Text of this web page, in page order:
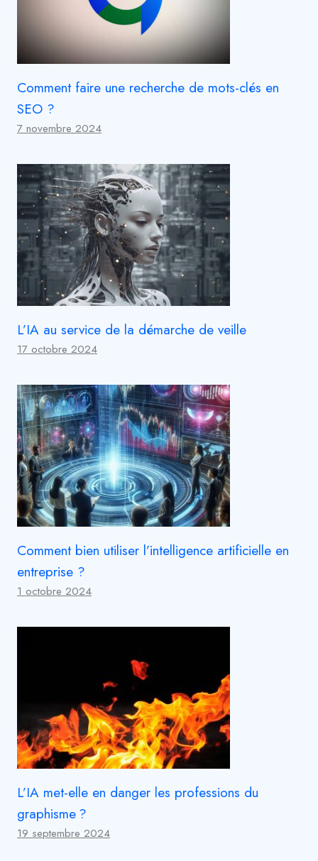
Comment faire une recherche de mots-clés en
SEO ?
7 novembre 2024
L’IA au service de la démarche de veille
17 octobre 2024
Comment bien utiliser l’intelligence artificielle en
entreprise ?
1 octobre 2024
L’IA met-elle en danger les professions du
graphisme ?
19 septembre 2024